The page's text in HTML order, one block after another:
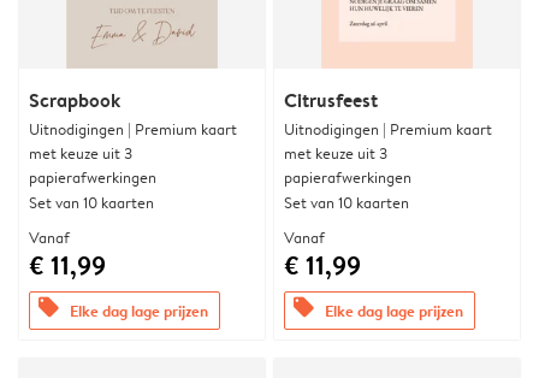
Scrapbook
Uitnodigingen | Premium kaart
met keuze uit 3
papierafwerkingen
Set van 10 kaarten
Vanaf
€ 11,99
offers Elke dag lage prijzen
Citrusfeest
Uitnodigingen | Premium kaart
met keuze uit 3
papierafwerkingen
Set van 10 kaarten
Vanaf
€ 11,99
offers Elke dag lage prijzen